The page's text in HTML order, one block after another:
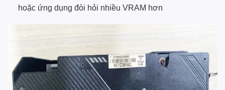
hoặc ứng dụng đòi hỏi nhiều VRAM hơn